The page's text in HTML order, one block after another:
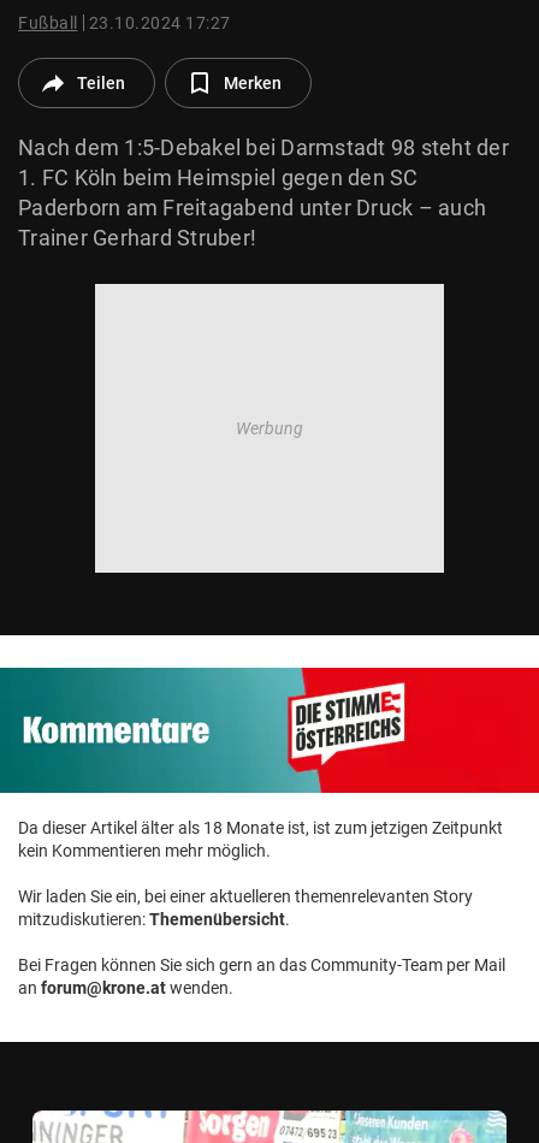
© Krone Multimedia GmbH & Co KG 2026
Fußball 23.10.2024 17:27
Teilen Merken
Nach dem 1:5-Debakel bei Darmstadt 98 steht der
1. FC Köln beim Heimspiel gegen den SC
Paderborn am Freitagabend unter Druck – auch
Trainer Gerhard Struber!
Da dieser Artikel älter als 18 Monate ist, ist zum jetzigen Zeitpunkt
kein Kommentieren mehr möglich.
Wir laden Sie ein, bei einer aktuelleren themenrelevanten Story
mitzudiskutieren:Themenübersicht.
Bei Fragen können Sie sich gern an das Community-Team per Mail
an forum@krone.atwenden.